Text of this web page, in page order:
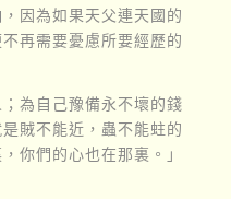
因為如果天父連天國的
再需要憂慮所要經歷的
為自己豫備永不壞的錢
賊不能近，蟲不能蛀的
你們的心也在那裏。」